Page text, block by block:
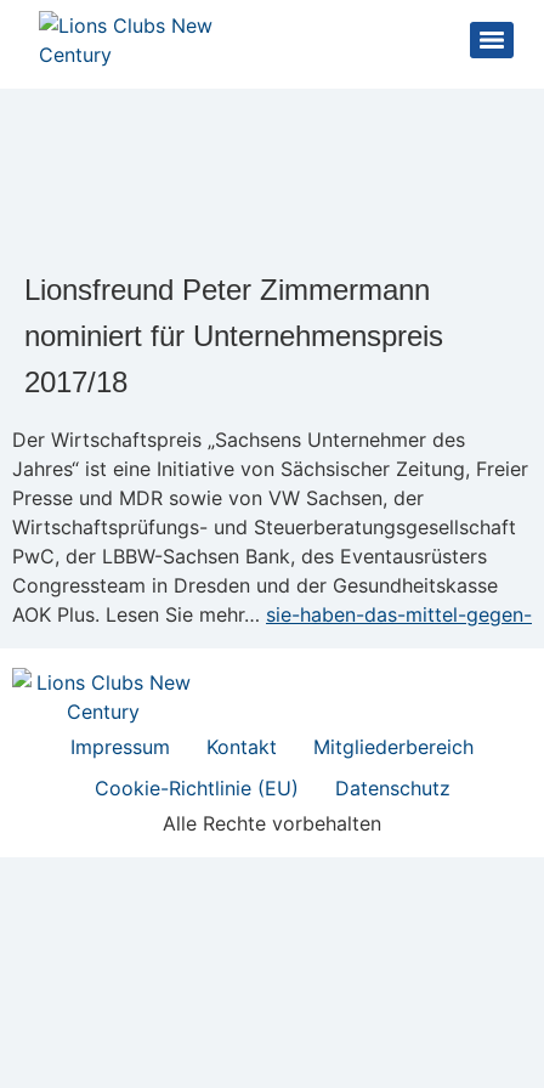
Lionsfreund Peter Zimmermann
nominiert für Unternehmenspreis
2017/18
Der Wirtschaftspreis „Sachsens Unternehmer des
Jahres“ ist eine Initiative von Sächsischer Zeitung, Freier
Presse und MDR sowie von VW Sachsen, der
Wirtschaftsprüfungs- und Steuerberatungsgesellschaft
PwC, der LBBW-Sachsen Bank, des Eventausrüsters
Congressteam in Dresden und der Gesundheitskasse
AOK Plus. Lesen Sie mehr… sie-haben-das-mittel-gegen-
Impressum Kontakt
Mitgliederbereich
Cookie-Richtlinie (EU)
Datenschutz
Alle Rechte vorbehalten